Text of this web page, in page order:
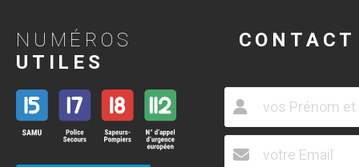
NUMÉROS
UTILES
CONTACT